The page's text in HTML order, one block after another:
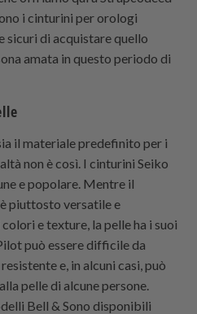
i cinturini per orologi
sicuri di acquistare quello
amata in questo periodo di
il materiale predefinito per i
non è così. I cinturini Seiko
e popolare. Mentre il
piuttosto versatile e
e texture, la pelle ha i suoi
può essere difficile da
e, in alcuni casi, può
pelle di alcune persone.
Bell & Sono disponibili